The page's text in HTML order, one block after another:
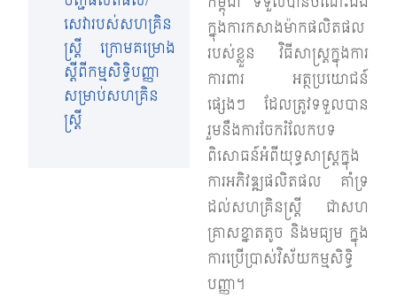
សេវារបស់សហគ្រិន
ស្តី្រ ក្រោមគម្រោង
ស្ដីពីកម្មសិទ្ធិបញ្ញា
សម្រាប់សហគ្រិន
ស្ត្រី
ក្នុងការកសាងម៉ាកផលិតផល
របស់ខ្លួន វិធីសាស្រ្តក្នុងការ
ការពារ អត្ថប្រយោជន៍
ផ្សេងៗ ដែលត្រូវទទួលបាន
រួមនឹងការចែករំលែកបទ
ពិសោធន៍អំពីយុទ្ធសាស្រ្តក្នុង
ការអភិវឌ្ឍផលិតផល គាំទ្រ
ដល់សហគ្រិនស្ត្រី ជាសហ
គ្រាសខ្នាតតូច និងមធ្យម ក្នុង
ការប្រើប្រាស់វិស័យកម្មសិទ្ធិ
បញ្ញា។